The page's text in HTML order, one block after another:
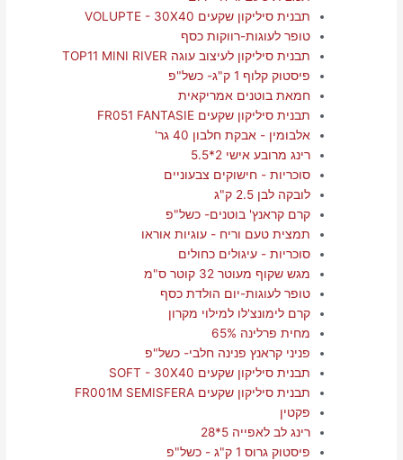
תבנית סיליקון שקעים VOLUPTE - 30X40
טופר לעוגות-רווקות כסף
תבנית סיליקון לעיצוב עוגה TOP11 MINI RIVER
פיסטוק קלוף 1 ק"ג- כשל"פ
חמאת בוטנים אמריקאית
תבנית סיליקון שקעים FR051 FANTASIE
אלבומין - אבקת חלבון 40 גר'
רינג מרובע אישי 2*5.5
סוכריות - חישוקים צבעוניים
לובקה לבן 2.5 ק"ג
קרם קראנץ' בוטנים- כשל"פ
תמצית טעם וריח - עוגיות אוראו
סוכריות - עיגולים כחולים
מגש שקוף מעוטר 32 קוטר ס"מ
טופר לעוגות-יום הולדת כסף
קרם לימונצ'לו למילוי מקרון
מחית פרלינה 65%
פניני קראנץ פנינה חלבי- כשל"פ
תבנית סיליקון שקעים SOFT - 30X40
תבנית סיליקון שקעים FR001M SEMISFERA
פקטין
רינג לב לאפייה 5*28
פיסטוק גרוס 1 ק"ג - כשל"פ